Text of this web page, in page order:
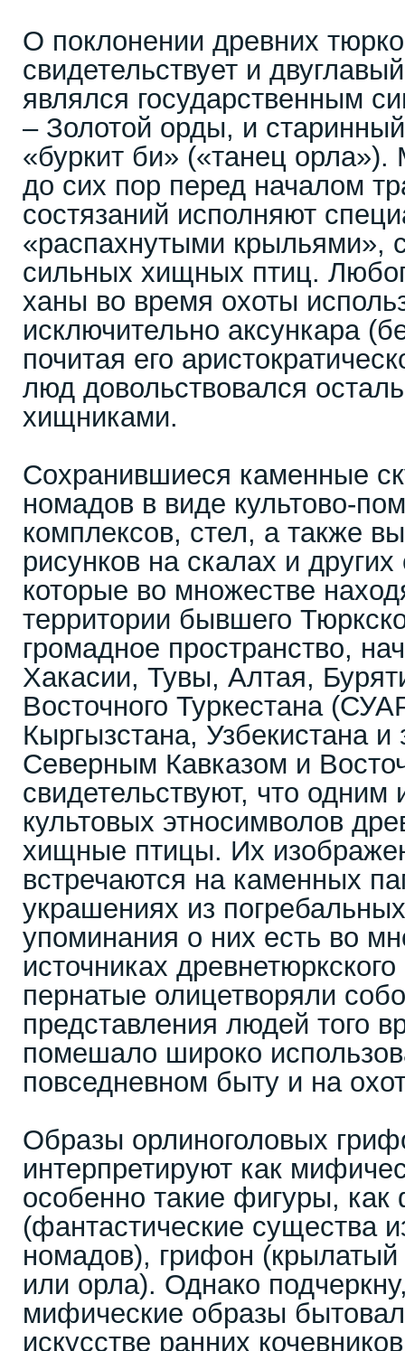
О поклонении древних
свидетельствует и
являлся государственным
– Золотой орды, и
«буркит би» («танец
до сих пор перед началом
состязаний исполняют
«распахнутыми крыльями»,
сильных хищных птиц.
ханы во время охоты
исключительно аксункара
почитая его
люд довольствовался
хищниками.
Сохранившиеся каменные
номадов в виде культово-
комплексов, стел, а также
рисунков на скалах и
которые во множестве
территории бывшего
громадное пространство,
Хакасии, Тувы, Алтая,
Восточного Туркестана
Кыргызстана, Узбекистана и
Северным Кавказом и
свидетельствуют, что одним
культовых этносимволов
хищные птицы. Их
встречаются на каменных
украшениях из
упоминания о них есть во
источниках
пернатые олицетворяли
представления людей того
помешало широко
повседневном быту и на
Образы орлиноголовых
интерпретируют как
особенно такие фигуры, как
(фантастические существа
номадов), грифон (крылатый
или орла). Однако
мифические образы
искусстве ранних